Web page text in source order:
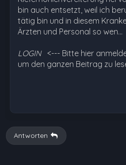
bin auch entsetzt, weil ich
tätig bin und in diesem
Ärzten und Personal so wen…
LOGIN <--- Bitte hier
um den ganzen Beitrag zu
Antworten